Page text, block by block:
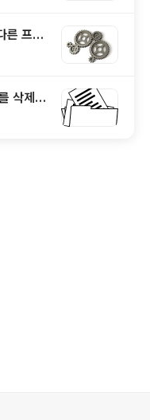
프로
삭제하